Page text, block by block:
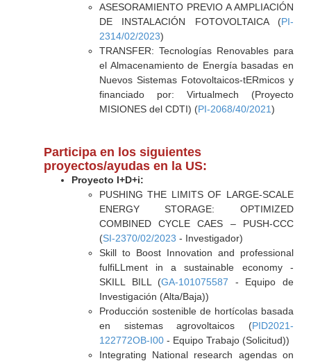
ASESORAMIENTO PREVIO A AMPLIACIÓN
DE INSTALACIÓN FOTOVOLTAICA (PI-
2314/02/2023)
TRANSFER: Tecnologías Renovables para
el Almacenamiento de Energía basadas en
Nuevos Sistemas Fotovoltaicos-tERmicos y
financiado por: Virtualmech (Proyecto
MISIONES del CDTI) (PI-2068/40/2021)
Participa en los siguientes
proyectos/ayudas en la US:
Proyecto I+D+i:
PUSHING THE LIMITS OF LARGE-SCALE
ENERGY STORAGE: OPTIMIZED
COMBINED CYCLE CAES – PUSH-CCC
(SI-2370/02/2023 - Investigador)
Skill to Boost Innovation and professional
fulfiLLment in a sustainable economy -
SKILL BILL (GA-101075587 - Equipo de
Investigación (Alta/Baja))
Producción sostenible de hortícolas basada
en sistemas agrovoltaicos (PID2021-
122772OB-I00- Equipo Trabajo (Solicitud))
Integrating National research agendas on